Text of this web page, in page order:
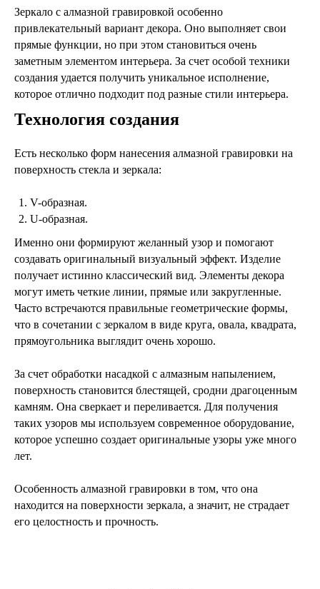
Зеркало с алмазной гравировкой особенно
привлекательный вариант декора. Оно выполняет свои
прямые функции, но при этом становиться очень
заметным элементом интерьера. За счет особой техники
создания удается получить уникальное исполнение,
которое отлично подходит под разные стили интерьера.
Технология создания
Есть несколько форм нанесения алмазной гравировки на
поверхность стекла и зеркала:
V-образная.
U-образная.
Именно они формируют желанный узор и помогают
создавать оригинальный визуальный эффект. Изделие
получает истинно классический вид. Элементы декора
могут иметь четкие линии, прямые или закругленные.
Часто встречаются правильные геометрические формы,
что в сочетании с зеркалом в виде круга, овала, квадрата,
прямоугольника выглядит очень хорошо.
За счет обработки насадкой с алмазным напылением,
поверхность становится блестящей, сродни драгоценным
камням. Она сверкает и переливается. Для получения
таких узоров мы используем современное оборудование,
которое успешно создает оригинальные узоры уже много
лет.
Особенность алмазной гравировки в том, что она
находится на поверхности зеркала, а значит, не страдает
его целостность и прочность.